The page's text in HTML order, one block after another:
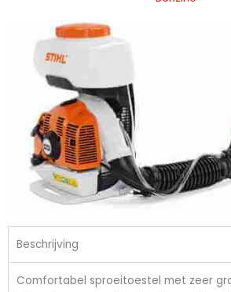
Beschrijving
Comfortabel sproeitoestel met zeer